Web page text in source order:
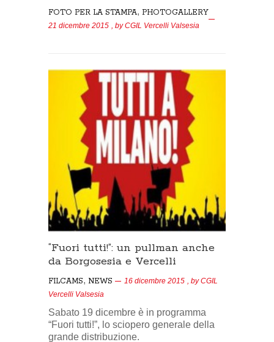
FOTO PER LA STAMPA, PHOTOGALLERY
21 dicembre 2015 , byCGIL Vercelli Valsesia
“Fuori tutti!”: un pullman anche
da Borgosesia e Vercelli
FILCAMS, NEWS 16 dicembre 2015 , byCGIL
Vercelli Valsesia
Sabato 19 dicembre è in programma
“Fuori tutti!”, lo sciopero generale della
grande distribuzione.